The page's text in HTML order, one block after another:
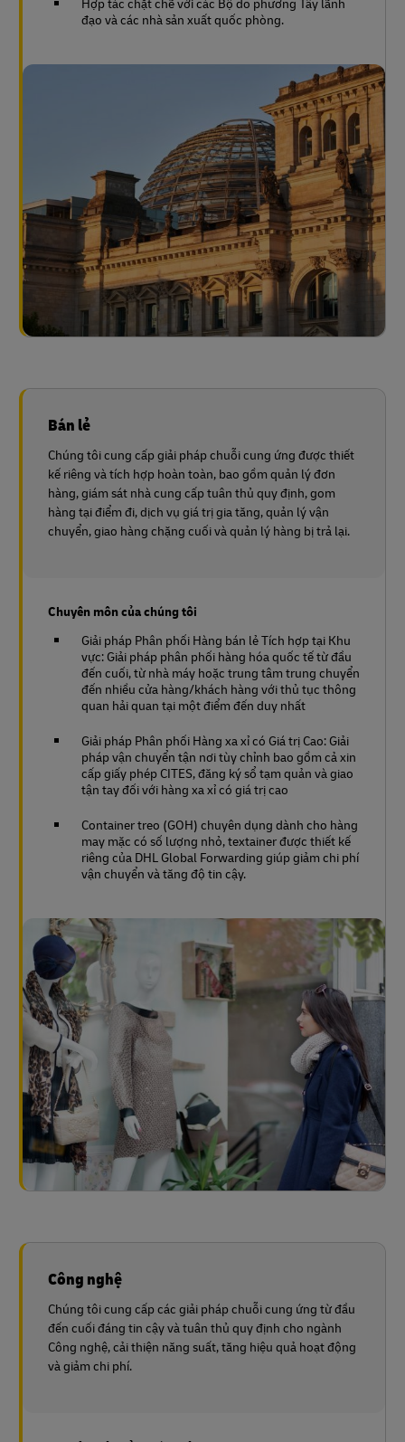
đạo và các nhà sản xuất quốc phòng.
Bán lẻ
Chúng tôi cung cấp giải pháp chuỗi cung ứng được thiết
kế riêng và tích hợp hoàn toàn, bao gồm quản lý đơn
hàng, giám sát nhà cung cấp tuân thủ quy định, gom
hàng tại điểm đi, dịch vụ giá trị gia tăng, quản lý vận
chuyển, giao hàng chặng cuối và quản lý hàng bị trả lại.
Chuyên môn của chúng tôi
Giải pháp Phân phối Hàng bán lẻ Tích hợp tại Khu
vực: Giải pháp phân phối hàng hóa quốc tế từ đầu
đến cuối, từ nhà máy hoặc trung tâm trung chuyển
đến nhiều cửa hàng/khách hàng với thủ tục thông
quan hải quan tại một điểm đến duy nhất
Giải pháp Phân phối Hàng xa xỉ có Giá trị Cao: Giải
pháp vận chuyển tận nơi tùy chỉnh bao gồm cả xin
cấp giấy phép CITES, đăng ký sổ tạm quản và giao
tận tay đối với hàng xa xỉ có giá trị cao
Container treo (GOH) chuyên dụng dành cho hàng
may mặc có số lượng nhỏ, textainer được thiết kế
riêng của DHL Global Forwarding giúp giảm chi phí
vận chuyển và tăng độ tin cậy.
Công nghệ
Chúng tôi cung cấp các giải pháp chuỗi cung ứng từ đầu
đến cuối đáng tin cậy và tuân thủ quy định cho ngành
Công nghệ, cải thiện năng suất, tăng hiệu quả hoạt động
và giảm chi phí.